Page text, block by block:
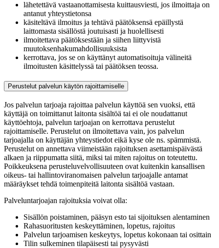
lähetettävä vastaanottamisesta kuittausviesti, jos ilmoittaja on
antanut yhteystietonsa
käsiteltävä ilmoitus ja tehtävä päätöksensä epäillystä
laittomasta sisällöstä joutuisasti ja huolellisesti
ilmoitettava päätöksestään ja siihen liittyvistä
muutoksenhakumahdollisuuksista
kerrottava, jos se on käyttänyt automatisoituja välineitä
ilmoitusten käsittelyssä tai päätöksen teossa.
Perustelut palvelun käytön rajoittamiselle
Jos palvelun tarjoaja rajoittaa palvelun käyttöä sen vuoksi, että
käyttäjä on toimittanut laitonta sisältöä tai ei ole noudattanut
käyttöehtoja, palvelun tarjoajan on kerrottava perustelut
rajoittamiselle. Perustelut on ilmoitettava vain, jos palvelun
tarjoajalla on käyttäjän yhteystiedot eikä kyse ole ns. spämmistä.
Perustelut on annettava viimeistään rajoituksen asettamispäivästä
alkaen ja riippumatta siitä, miksi tai miten rajoitus on toteutettu.
Poikkeuksena perusteluvelvollisuuteen ovat kuitenkin kansallisen
oikeus- tai hallintoviranomaisen palvelun tarjoajalle antamat
määräykset tehdä toimenpiteitä laitonta sisältöä vastaan.
Palveluntarjoajan rajoituksia voivat olla:
Sisällön poistaminen, pääsyn esto tai sijoituksen alentaminen
Rahasuoritusten keskeyttäminen, lopetus, rajoitus
Palvelun tarjoamisen keskeytys, lopetus kokonaan tai osittain
Tilin sulkeminen tilapäisesti tai pysyvästi